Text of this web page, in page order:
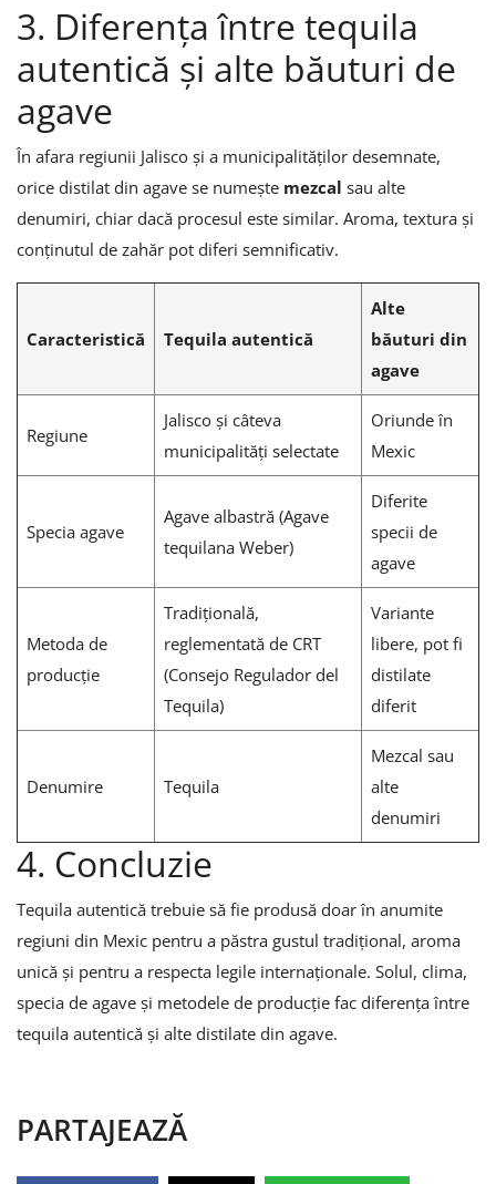
3. Diferența între tequila
autentică și alte băuturi de
agave
În afara regiunii Jalisco și a municipalităților desemnate,
orice distilat din agave se numește mezcal sau alte
denumiri, chiar dacă procesul este similar. Aroma, textura și
conținutul de zahăr pot diferi semnificativ.
Caracteristică Tequila autentică
Alte
băuturi din
agave
Regiune
Jalisco și câteva
municipalități selectate
Oriunde în
Mexic
Specia agave
Agave albastră (Agave
tequilana Weber)
Diferite
specii de
agave
Metoda de
producție
Tradițională,
reglementată de CRT
(Consejo Regulador del
Tequila)
Variante
libere, pot fi
distilate
diferit
Denumire Tequila
Mezcal sau
alte
denumiri
4. Concluzie
Tequila autentică trebuie să fie produsă doar în anumite
regiuni din Mexic pentru a păstra gustul tradițional, aroma
unică și pentru a respecta legile internaționale. Solul, clima,
specia de agave și metodele de producție fac diferența între
tequila autentică și alte distilate din agave.
PARTAJEAZĂ